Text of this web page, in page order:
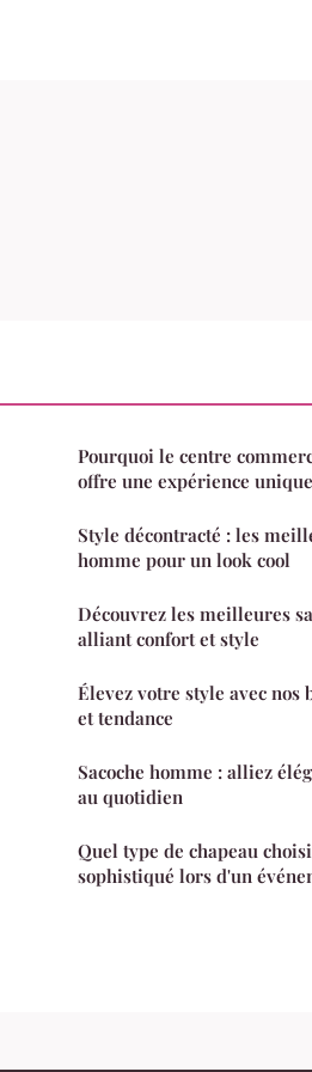
Pourquoi le centre
offre une expérience
Style décontracté : les
homme pour un look cool
Découvrez les meilleures
alliant confort et style
Élevez votre style avec nos
et tendance
Sacoche homme : alliez
au quotidien
Quel type de chapeau
sophistiqué lors d'un